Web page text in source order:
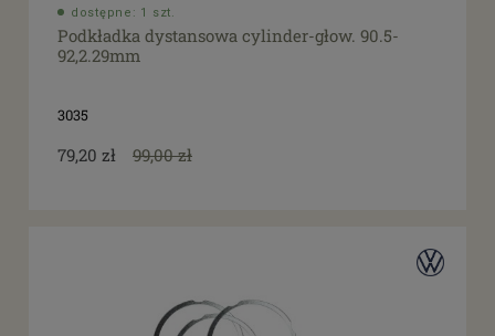
dostępne: 1 szt.
Podkładka dystansowa cylinder-głow. 90.5-
92,2.29mm
3035
79,20 zł 99,00 zł